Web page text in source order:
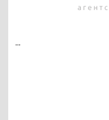
...